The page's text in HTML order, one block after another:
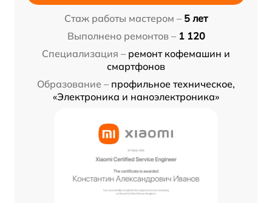
Стаж работы мастером – 5 лет
Выполнено ремонтов – 1 120
Специализация – ремонт кофемашин и
смартфонов
Образование – профильное техническое,
«Электроника и наноэлектроника»